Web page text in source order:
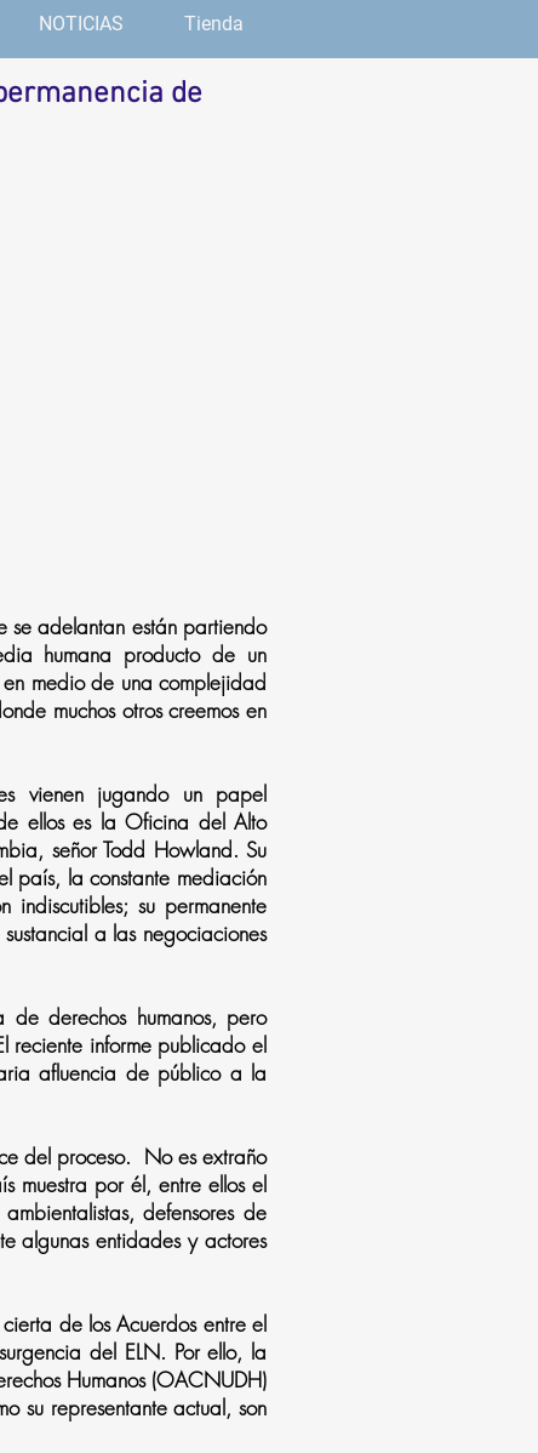
NOTICIAS Tienda
de
se adelantan están partiendo
humana producto de un
medio de una complejidad
muchos otros creemos en
vienen jugando un papel
ellos es la Oficina del Alto
señor Todd Howland. Su
país, la constante mediación
su permanente
a las negociaciones
de derechos humanos, pero
reciente informe publicado el
afluencia de público a la
del proceso. No es extraño
muestra por él, entre ellos el
defensores de
algunas entidades y actores
de los Acuerdos entre el
del ELN. Por ello, la
Humanos (OACNUDH)
su representante actual, son